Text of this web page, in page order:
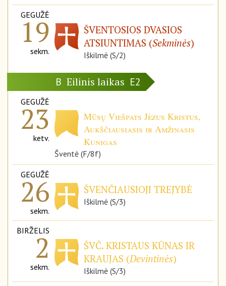
GEGUŽĖ
19
sekm.
ŠVENTOSIOS DVASIOS
ATSIUNTIMAS (Sekminės)
Iškilmė (S/2)
B Eilinis laikas E2
GEGUŽĖ
23
ketv.
Mūsų Viešpats Jėzus Kristus,
Aukščiausiasis ir Amžinasis
Kunigas
Šventė (F/8f)
GEGUŽĖ
26
sekm.
ŠVENČIAUSIOJI TREJYBĖ
Iškilmė (S/3)
BIRŽELIS
2
sekm.
ŠVČ. KRISTAUS KŪNAS IR
KRAUJAS (Devintinės)
Iškilmė (S/3)